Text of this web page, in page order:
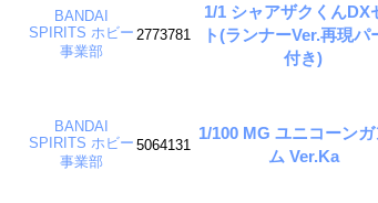
BANDAI
SPIRITS ホビー
事業部
2773781
1/1 シャアザクくんDX
ト(ランナーVer.再現パ
付き)
BANDAI
SPIRITS ホビー
事業部
5064131
1/100 MG ユニコーン
ム Ver.Ka